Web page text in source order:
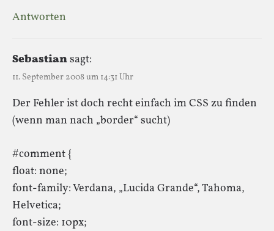
Antworten
Sebastiansagt:
11. September 2008 um 14:31 Uhr
Der Fehler ist doch recht einfach im CSS zu finden
(wenn man nach „border“ sucht)
#comment {
float: none;
font-family: Verdana, „Lucida Grande“, Tahoma,
Helvetica;
font-size: 10px;